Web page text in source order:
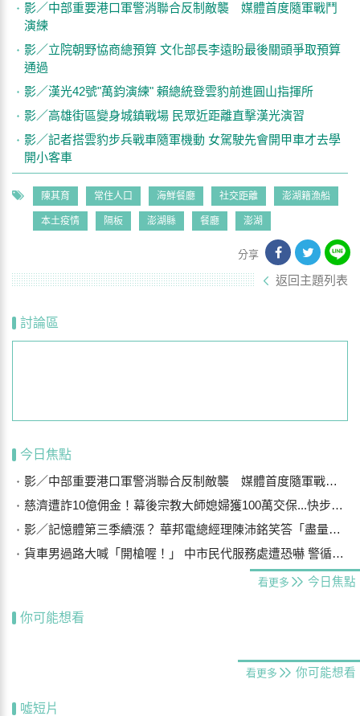
影／中部重要港口軍警消聯合反制敵襲 媒體首度隨軍戰鬥
演練
影／立院朝野協商總預算 文化部長李遠盼最後關頭爭取預算
通過
影／漢光42號"萬鈞演練" 賴總統登雲豹前進圓山指揮所
影／高雄街區變身城鎮戰場 民眾近距離直擊漢光演習
影／記者搭雲豹步兵戰車隨軍機動 女駕駛先會開甲車才去學
開小客車
陳其育 常住人口 海鮮餐廳 社交距離 澎湖籍漁船
本土疫情 隔板 澎湖縣 餐廳 澎湖
分享
返回主題列表
討論區
今日焦點
影／中部重要港口軍警消聯合反制敵襲 媒體首度隨軍戰鬥演練
慈濟遭詐10億佣金！幕後宗教大師媳婦獲100萬交保...快步奔離不發一語
影／記憶體第三季續漲？ 華邦電總經理陳沛銘笑答「盡量不要漲太多」
貨車男過路大喊「開槍喔！」 中市民代服務處遭恐嚇 警循線追緝
看更多 今日焦點
你可能想看
看更多 你可能想看
噓短片